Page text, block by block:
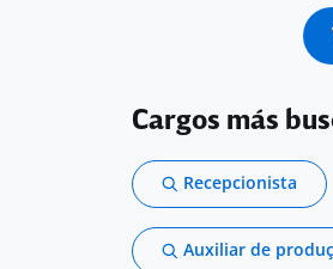
Cargos más
Recepcionista
Auxiliar de